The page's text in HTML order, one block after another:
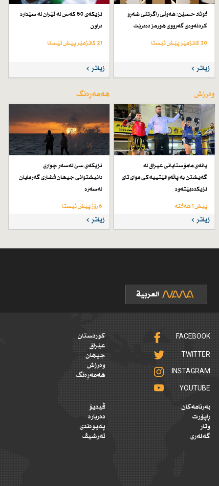
فوئاد حسێن: هەوڵی راگرتنی شەڕو
كردنەوەی گەرووی هورمز دەدرێت
20 کاتژمێر پێش ئێستا
زیاتر
نزیكەی 50 كەس لە ئێران لە سێدارە
دراون
21 کاتژمێر پێش ئێستا
زیاتر
وەرزش
یانەی مامۆستایانی عیراق لە
گەیشتن بە پاڵەوانێتییەكی موای تای
نزیكدەبێتەوە
پێش 1 هەفتە
زیاتر
هەمەڕەنگ
نزیكەی سێ لەسەر چواری
دانیشتوانی جیهان فشاری گەرمایان
لەسەرە
6 رۆژ پێش ئێستا
زیاتر
FACEBOOK
TWITTER
INSTAGRAM
YOUTUBE
کوردستان
عێراق
جیهان
وەرزش
هەمەڕەنگ
بەرنامەکان
ڕاپۆرت
وتار
گەلەری
ڤیدیۆ
دەربارە
پەیوەندی
ئەرشیڤ